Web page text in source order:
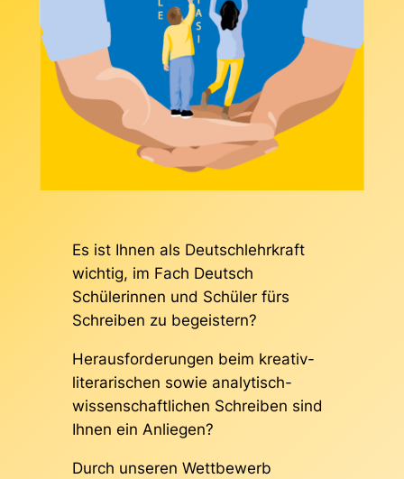
Es ist Ihnen als Deutschlehrkraft
wichtig, im Fach Deutsch
Schülerinnen und Schüler fürs
Schreiben zu begeistern?
Herausforderungen beim kreativ-
literarischen sowie analytisch-
wissenschaftlichen Schreiben sind
Ihnen ein Anliegen?
Durch unseren Wettbewerb